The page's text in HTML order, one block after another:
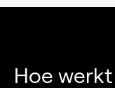
Hoe werkt